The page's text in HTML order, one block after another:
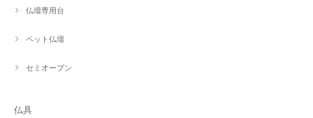
仏壇専用台
ペット仏壇
セミオープン
仏具